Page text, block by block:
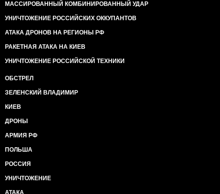
МАССИРОВАННЫЙ КОМБИНИРОВАННЫЙ УДАР
УНИЧТОЖЕНИЕ РОССИЙСКИХ ОККУПАНТОВ
АТАКА ДРОНОВ НА РЕГИОНЫ РФ
РАКЕТНАЯ АТАКА НА КИЕВ
УНИЧТОЖЕНИЕ РОССИЙСКОЙ ТЕХНИКИ
ОБСТРЕЛ
ЗЕЛЕНСКИЙ ВЛАДИМИР
КИЕВ
ДРОНЫ
АРМИЯ РФ
ПОЛЬША
РОССИЯ
УНИЧТОЖЕНИЕ
АТАКА